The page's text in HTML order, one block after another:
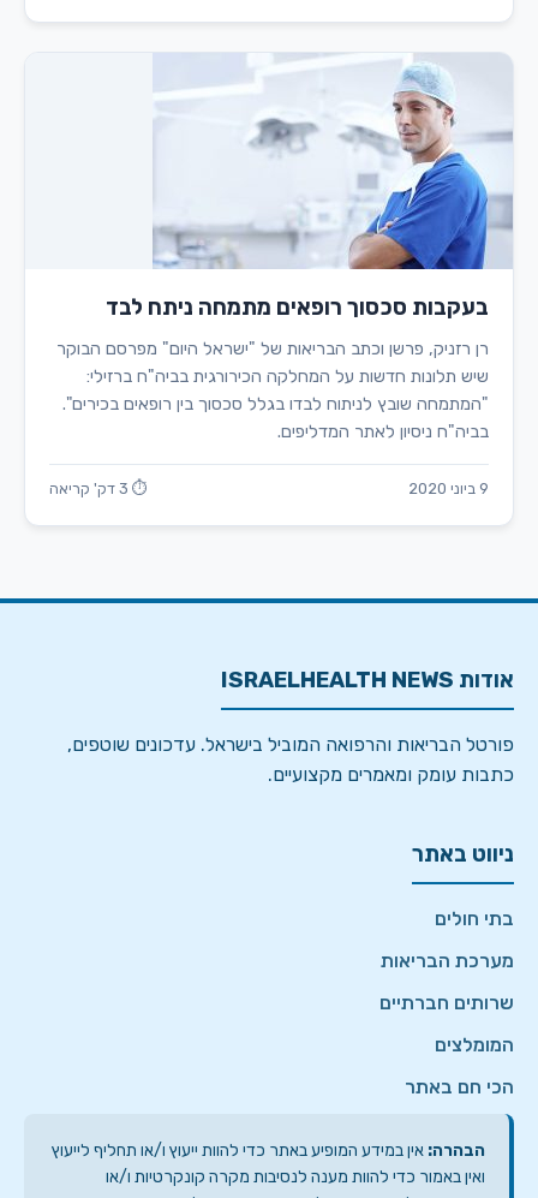
בעקבות סכסוך רופאים מתמחה ניתח לבד
רן רזניק, פרשן וכתב הבריאות של "ישראל היום" מפרסם הבוקר
שיש תלונות חדשות על המחלקה הכירורגית בביה"ח ברזילי:
"המתמחה שובץ לניתוח לבדו בגלל סכסוך בין רופאים בכירים".
בביה"ח ניסיון לאתר המדליפים.
9 ביוני 2020 ⏱ 3 דק' קריאה
אודות ISRAELHEALTH NEWS
פורטל הבריאות והרפואה המוביל בישראל. עדכונים שוטפים,
כתבות עומק ומאמרים מקצועיים.
ניווט באתר
בתי חולים
מערכת הבריאות
שרותים חברתיים
המומלצים
הכי חם באתר
הבהרה: אין במידע המופיע באתר כדי להוות ייעוץ ו/או תחליף לייעוץ
ואין באמור כדי להוות מענה לנסיבות מקרה קונקרטיות ו/או